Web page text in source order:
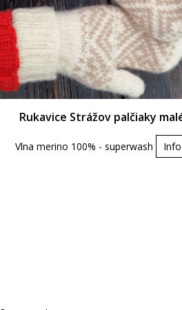
Rukavice Strážov palčiaky
Vlna merino 100% - superwash Info